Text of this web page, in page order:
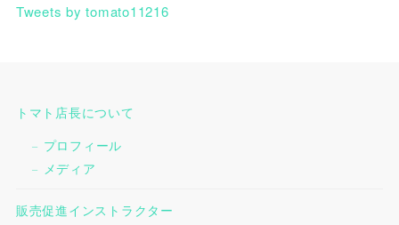
Tweets by tomato11216
トマト店長について
プロフィール
メディア
販売促進インストラクター